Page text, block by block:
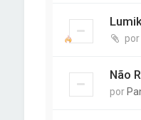
por
Não
por